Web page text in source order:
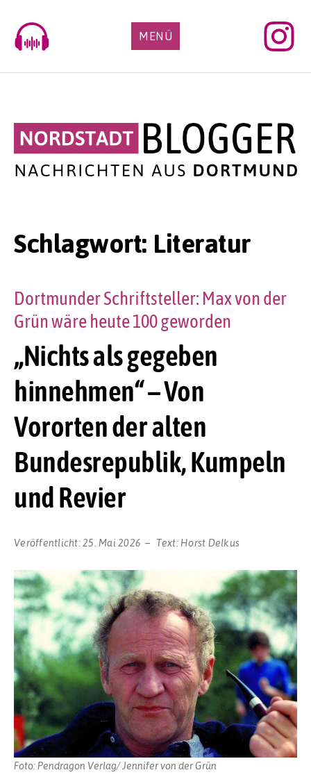
content
MENÜ
Schlagwort: Literatur
„Nichts als gegeben
hinnehmen“ – Von
Vororten der alten
Bundesrepublik, Kumpeln
und Revier
Dortmunder Schriftsteller: Max von der
Grün wäre heute 100 geworden
Veröffentlicht:25. Mai 2026 Text: Horst Delkus
Foto: Pendragon Verlag/ Jennifer von der Grün